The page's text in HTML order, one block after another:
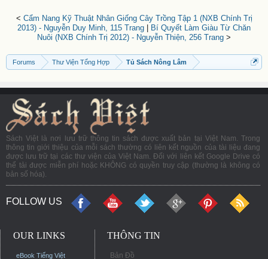
< Cẩm Nang Kỹ Thuật Nhân Giống Cây Trồng Tập 1 (NXB Chính Trị
2013) - Nguyễn Duy Minh, 115 Trang
Bí Quyết Làm Giàu Từ Chăn
Nuôi (NXB Chính Trị 2012) - Nguyễn Thiện, 256 Trang >
Forums Thư Viện Tổng Hợp Tủ Sách Nông Lâm
Sách Việt là nơi lưu trữ thông tin sách được xuất bản tại Việt Nam. Trong
thông tin giới thiệu của mỗi sách thường có liên kết nguồn của tài liệu đang
được lưu trữ tại các thư viện của Việt Nam. Đối với liên kết Google Drive có
thể tải được miễn phí hoặc KHÔNG có quyền truy cập (thường là không có
bản số hóa).
FOLLOW US
OUR LINKS
eBook Tiếng Việt
THÔNG TIN
Bản Đồ